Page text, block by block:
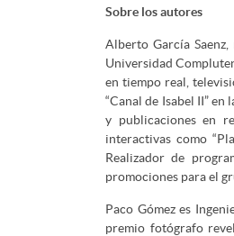
Sobre los autores
Alberto García
Universidad
en tiempo real,
“Canal de Isabel II”
y publicaciones en
interactivas como
Realizador de
promociones para el
Paco Gómez es
premio fotógrafo